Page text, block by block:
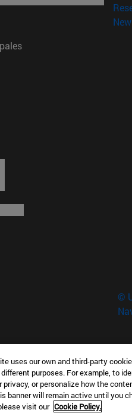
©
de Navarra
s/n 31009 Pamplona
00museo@unav.es
uses our own and third-party
purposes. For example, to
or personalize how the
banner will remain active until you
visit our Cookie Policy.